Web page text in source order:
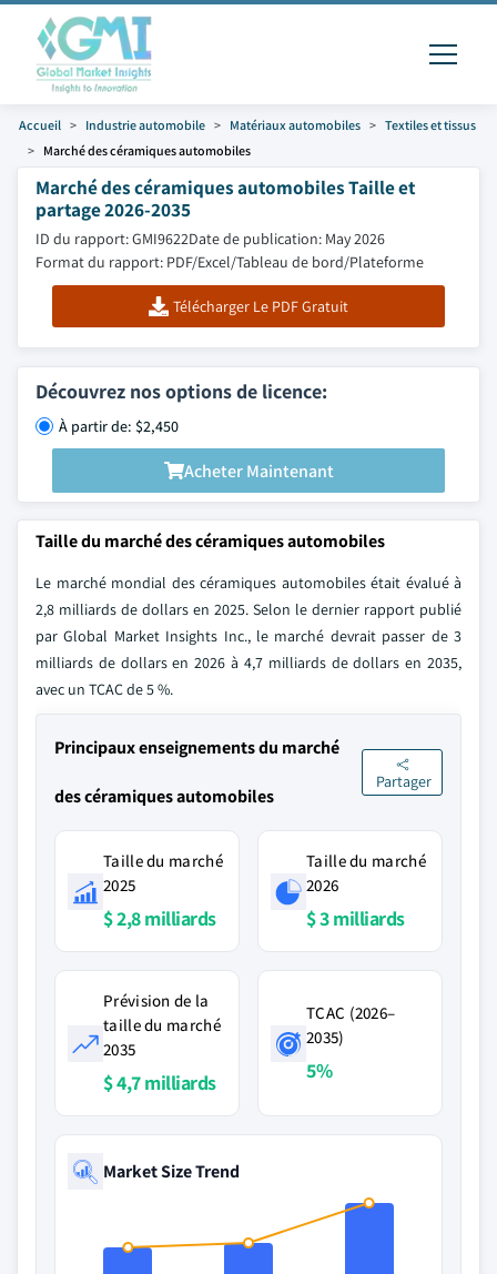
Accueil Industrie automobile Matériaux automobiles
Textiles et tissus
Marché des céramiques automobiles
Marché des céramiques automobiles Taille et
partage 2026-2035
ID du rapport: GMI9622Date de publication: May 2026
Format du rapport: PDF/Excel/Tableau de bord/Plateforme
Télécharger Le PDF Gratuit
Découvrez nos options de licence:
À partir de: $2,450
Acheter Maintenant
Taille du marché des céramiques automobiles
Le marché mondial des céramiques automobiles était évalué à
2,8 milliards de dollars en 2025. Selon le dernier rapport publié
par Global Market Insights Inc., le marché devrait passer de 3
milliards de dollars en 2026 à 4,7 milliards de dollars en 2035,
avec un TCAC de 5 %.
Principaux enseignements du marché
des céramiques automobiles
Partager
Taille du marché
2025
$ 2,8 milliards
Taille du marché
2026
$ 3 milliards
Prévision de la
taille du marché
2035
$ 4,7 milliards
TCAC (2026–
2035)
5%
Market Size Trend